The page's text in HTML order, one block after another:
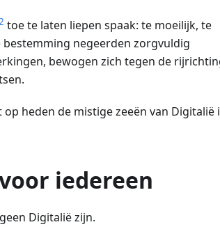
2 toe te laten liepen spaak: te moeilijk, te
bestemming negeerden zorgvuldig
bewogen zich tegen de
op heden de mistige zeeën van Digitalië
iedereen
Digitalië zijn.